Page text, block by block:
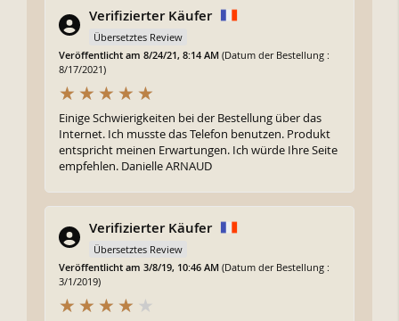
Verifizierter Käufer
Übersetztes Review
Veröffentlicht am 8/24/21, 8:14 AM (Datum der Bestellung :
8/17/2021)
Einige Schwierigkeiten bei der Bestellung über das
Internet. Ich musste das Telefon benutzen. Produkt
entspricht meinen Erwartungen. Ich würde Ihre Seite
empfehlen. Danielle ARNAUD
Verifizierter Käufer
Übersetztes Review
Veröffentlicht am 3/8/19, 10:46 AM (Datum der Bestellung :
3/1/2019)